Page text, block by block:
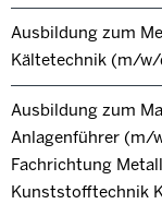
Ausbildung zum
Kältetechnik (m/
Ausbildung zum
Anlagenführer (m/
Fachrichtung
Kunststofftechnik